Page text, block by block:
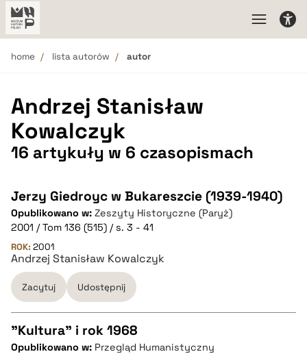
home lista autorów autor
Andrzej Stanisław
Kowalczyk
16 artykuły w 6 czasopismach
Jerzy Giedroyc w Bukareszcie (1939-1940)
Opublikowano w: Zeszyty Historyczne (Paryż)
2001 / Tom 136 (515) / s. 3 - 41
ROK: 2001
Andrzej Stanisław Kowalczyk
Zacytuj Udostępnij
"Kultura" i rok 1968
Opublikowano w: Przegląd Humanistyczny